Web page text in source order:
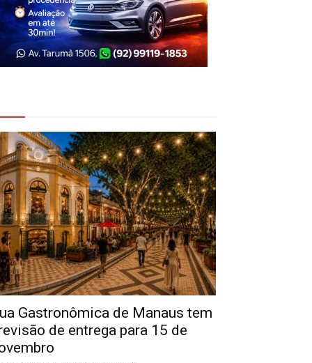
Gastronômica de Manaus tem
de entrega para 15 de